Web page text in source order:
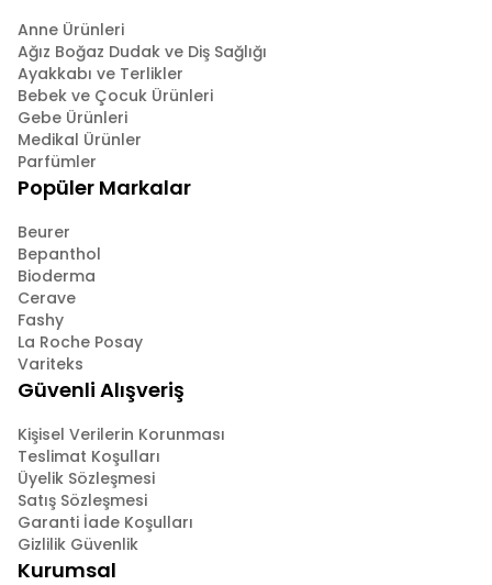
Anne Ürünleri
Ağız Boğaz Dudak ve Diş Sağlığı
Ayakkabı ve Terlikler
Bebek ve Çocuk Ürünleri
Gebe Ürünleri
Medikal Ürünler
Parfümler
Popüler Markalar
Beurer
Bepanthol
Bioderma
Cerave
Fashy
La Roche Posay
Variteks
Güvenli Alışveriş
Kişisel Verilerin Korunması
Teslimat Koşulları
Üyelik Sözleşmesi
Satış Sözleşmesi
Garanti İade Koşulları
Gizlilik Güvenlik
Kurumsal